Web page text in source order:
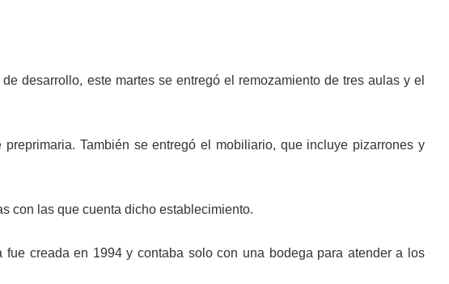
desarrollo, este martes se entregó el remozamiento de tres aulas y el
También se entregó el mobiliario, que incluye pizarrones y
con las que cuenta dicho establecimiento.
creada en 1994 y contaba solo con una bodega para atender a los